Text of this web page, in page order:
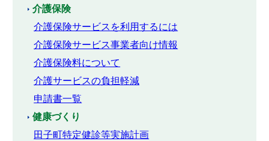
介護保険
介護保険サービスを利用するには
介護保険サービス事業者向け情報
介護保険料について
介護サービスの負担軽減
申請書一覧
健康づくり
田子町特定健診等実施計画